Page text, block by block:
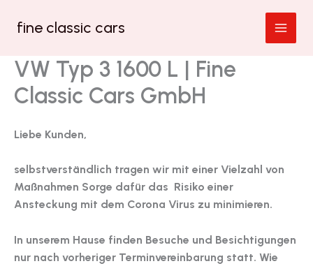
Inhaltfine classic cars
VW Typ 3 1600 L | Fine
Classic Cars GmbH
Liebe Kunden,
selbstverständlich tragen wir mit einer Vielzahl von
Maßnahmen Sorge dafür das Risiko einer
Ansteckung mit dem Corona Virus zu minimieren.
In unserem Hause finden Besuche und Besichtigungen
nur nach vorheriger Terminvereinbarung statt. Wie